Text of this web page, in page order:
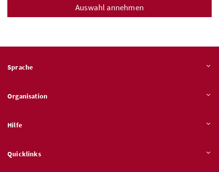
Auswahl annehmen
Sprache
Organisation
Hilfe
Quicklinks